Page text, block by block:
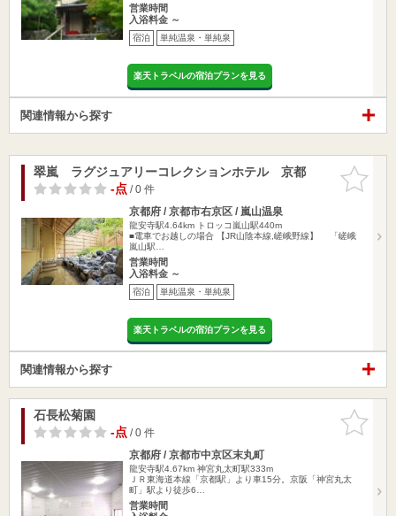
営業時間
入浴料金 ～
宿泊 単純温泉・単純泉
楽天トラベルの宿泊プランを見る
関連情報から探す
お気に入
りに追加
翠嵐 ラグジュアリーコレクションホテル 京都
-点/ 0 件
京都府 / 京都市右京区 / 嵐山温泉
龍安寺駅4.64km トロッコ嵐山駅440m
■電車でお越しの場合 【JR山陰本線,嵯峨野線】 「嵯峨
嵐山駅…
営業時間
入浴料金 ～
宿泊 単純温泉・単純泉
楽天トラベルの宿泊プランを見る
関連情報から探す
お気に入
りに追加
石長松菊園
-点/ 0 件
京都府 / 京都市中京区末丸町
龍安寺駅4.67km 神宮丸太町駅333m
ＪＲ東海道本線「京都駅」より車15分。京阪「神宮丸太
町」駅より徒歩6…
営業時間